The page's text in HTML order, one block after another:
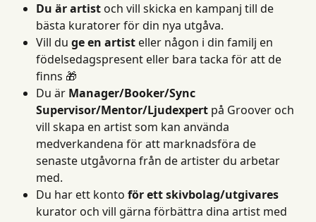
Du är artist och vill skicka en kampanj till de
bästa kuratorer för din nya utgåva.
Vill du ge en artist eller någon i din familj en
födelsedagspresent eller bara tacka för att de
finns 🎁
Du är Manager/Booker/Sync
Supervisor/Mentor/Ljudexpert på Groover och
vill skapa en artist som kan använda
medverkandena för att marknadsföra de
senaste utgåvorna från de artister du arbetar
med.
Du har ett konto för ett skivbolag/utgivares
kurator och vill gärna förbättra dina artist med